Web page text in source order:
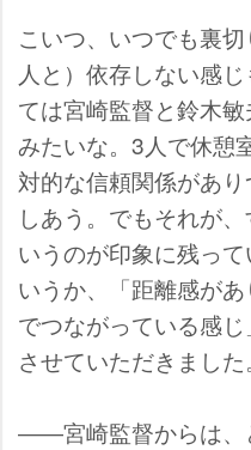
こいつ、いつでも裏
人と）依存しない感
ては宮崎監督と鈴木
みたいな。3人で休憩
対的な信頼関係があ
しあう。でもそれが
いうのが印象に残っ
いうか、「距離感が
でつながっている感
させていただきました。
――宮崎監督からは、